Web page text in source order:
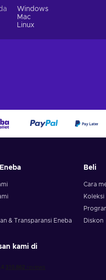
Windows
Mac
Linux
& Transparansi Eneba
Beli
Cara
Koleksi
Diskon
kami di